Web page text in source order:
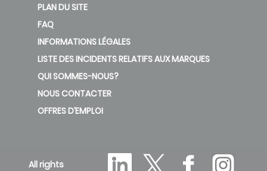
PLAN DU SITE
FAQ
INFORMATIONS LÉGALES
LISTE DES INCIDENTS RELATIFS AUX MARQUES
QUI SOMMES-NOUS?
NOUS CONTACTER
OFFRES D’EMPLOI
All rights